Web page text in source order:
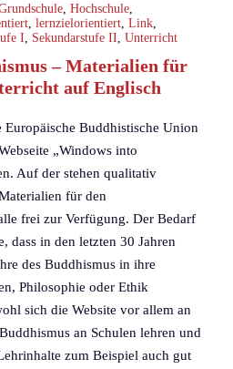
Hochschule
lernzielorientiert Link
I Sekundarstufe II Unterricht
– Materialien für
auf Englisch
Buddhistische Union
„Windows into
Auf der stehen qualitativ
für den
frei zur Verfügung. Der Bedarf
dass in den letzten 30 Jahren
des Buddhismus in ihre
Philosophie oder Ethik
sich die Website vor allem an
an Schulen lehren und
zum Beispiel auch gut